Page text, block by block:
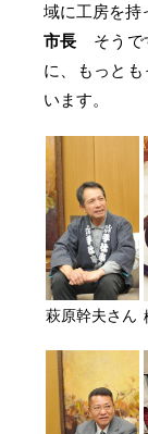
域に工房を持
市長 そうで
に、もっと
います。
萩原幹夫さん